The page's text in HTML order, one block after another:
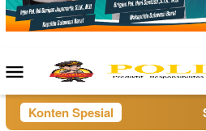
Menu
Mobile
Konten Spesial